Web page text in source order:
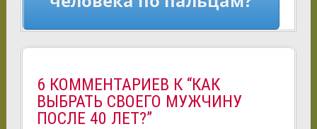
6 КОММЕНТАРИЕВ К “КАК
ВЫБРАТЬ СВОЕГО МУЖЧИНУ
ПОСЛЕ 40 ЛЕТ?”